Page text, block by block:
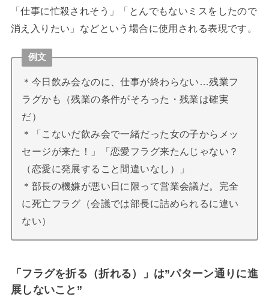
「仕事に忙殺されそう」「とんでもないミスをしたので
消え入りたい」などという場合に使用される表現です。
例文
＊今日飲み会なのに、仕事が終わらない…残業フ
ラグかも（残業の条件がそろった・残業は確実
だ）
＊「こないだ飲み会で一緒だった女の子からメッ
セージが来た！」「恋愛フラグ来たんじゃない？
（恋愛に発展すること間違いなし）」
＊部長の機嫌が悪い日に限って営業会議だ。完全
に死亡フラグ（会議では部長に詰められるに違い
ない）
「フラグを折る（折れる）」は”パターン通りに進
展しないこと”